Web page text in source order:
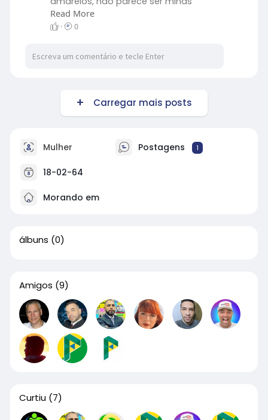
gerais. Você, nessa foto está no sul
do Brasil? Ou melhor, ainda no Brasil?
caminhada, com DEUS.
Read More
· 0
Carregar mais posts
Mulher Postagens 1
18-02-64
Morando em
álbuns (0)
Amigos (9)
Curtiu (7)